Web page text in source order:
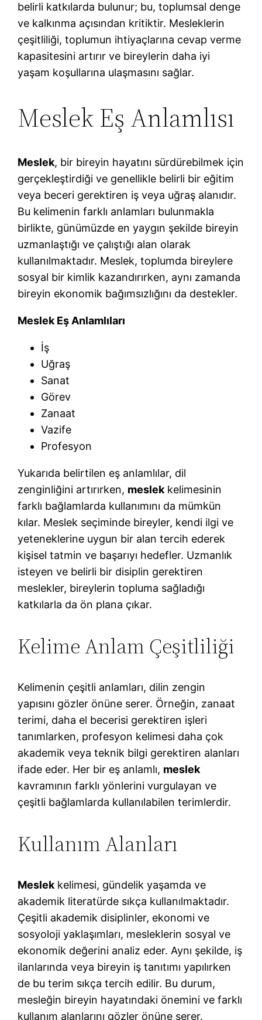
belirli katkılarda bulunur; bu, toplumsal denge
ve kalkınma açısından kritiktir. Mesleklerin
çeşitliliği, toplumun ihtiyaçlarına cevap verme
kapasitesini artırır ve bireylerin daha iyi
yaşam koşullarına ulaşmasını sağlar.
Meslek Eş Anlamlısı
Meslek, bir bireyin hayatını sürdürebilmek için
gerçekleştirdiği ve genellikle belirli bir eğitim
veya beceri gerektiren iş veya uğraş alanıdır.
Bu kelimenin farklı anlamları bulunmakla
birlikte, günümüzde en yaygın şekilde bireyin
uzmanlaştığı ve çalıştığı alan olarak
kullanılmaktadır. Meslek, toplumda bireylere
sosyal bir kimlik kazandırırken, aynı zamanda
bireyin ekonomik bağımsızlığını da destekler.
Meslek Eş Anlamlıları
İş
Uğraş
Sanat
Görev
Zanaat
Vazife
Profesyon
Yukarıda belirtilen eş anlamlılar, dil
zenginliğini artırırken, meslekkelimesinin
farklı bağlamlarda kullanımını da mümkün
kılar. Meslek seçiminde bireyler, kendi ilgi ve
yeteneklerine uygun bir alan tercih ederek
kişisel tatmin ve başarıyı hedefler. Uzmanlık
isteyen ve belirli bir disiplin gerektiren
meslekler, bireylerin topluma sağladığı
katkılarla da ön plana çıkar.
Kelime Anlam Çeşitliliği
Kelimenin çeşitli anlamları, dilin zengin
yapısını gözler önüne serer. Örneğin, zanaat
terimi, daha el becerisi gerektiren işleri
tanımlarken, profesyon kelimesi daha çok
akademik veya teknik bilgi gerektiren alanları
ifade eder. Her bir eş anlamlı, meslek
kavramının farklı yönlerini vurgulayan ve
çeşitli bağlamlarda kullanılabilen terimlerdir.
Kullanım Alanları
Meslekkelimesi, gündelik yaşamda ve
akademik literatürde sıkça kullanılmaktadır.
Çeşitli akademik disiplinler, ekonomi ve
sosyoloji yaklaşımları, mesleklerin sosyal ve
ekonomik değerini analiz eder. Aynı şekilde, iş
ilanlarında veya bireyin iş tanıtımı yapılırken
de bu terim sıkça tercih edilir. Bu durum,
mesleğin bireyin hayatındaki önemini ve farklı
kullanım alanlarını gözler önüne serer.